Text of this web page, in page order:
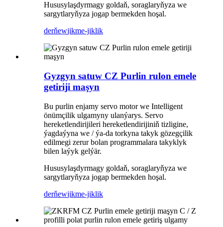
Hususylaşdyrmagy goldaň, soraglaryňyza we
sargytlaryňyza jogap bermekden hoşal.
derňewjikme-jiklik
Gyzgyn satuw CZ Purlin rulon emele
getiriji maşyn
Bu purlin enjamy servo motor we Intelligent
önümçilik ulgamyny ulanýarys. Servo
hereketlendirijileri hereketlendirijiniň tizligine,
ýagdaýyna we / ýa-da torkyna takyk gözegçilik
edilmegi zerur bolan programmalara takyklyk
bilen laýyk gelýär.
Hususylaşdyrmagy goldaň, soraglaryňyza we
sargytlaryňyza jogap bermekden hoşal.
derňewjikme-jiklik